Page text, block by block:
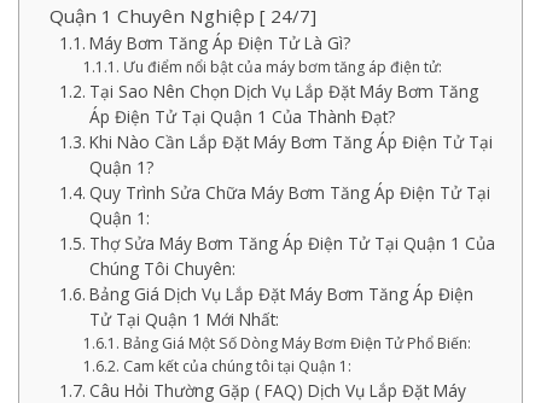
Quận 1 Chuyên Nghiệp [ 24/7]
Máy Bơm Tăng Áp Điện Tử Là Gì?
Ưu điểm nổi bật của máy bơm tăng áp điện tử:
Tại Sao Nên Chọn Dịch Vụ Lắp Đặt Máy Bơm Tăng
Áp Điện Tử Tại Quận 1 Của Thành Đạt?
Khi Nào Cần Lắp Đặt Máy Bơm Tăng Áp Điện Tử Tại
Quận 1?
Quy Trình Sửa Chữa Máy Bơm Tăng Áp Điện Tử Tại
Quận 1:
Thợ Sửa Máy Bơm Tăng Áp Điện Tử Tại Quận 1 Của
Chúng Tôi Chuyên:
Bảng Giá Dịch Vụ Lắp Đặt Máy Bơm Tăng Áp Điện
Tử Tại Quận 1 Mới Nhất:
Bảng Giá Một Số Dòng Máy Bơm Điện Tử Phổ Biến:
Cam kết của chúng tôi tại Quận 1:
Câu Hỏi Thường Gặp ( FAQ) Dịch Vụ Lắp Đặt Máy